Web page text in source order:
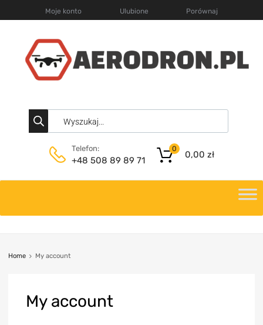
Moje konto Ulubione Porównaj
Telefon:
+48 508 89 89 71
0,00 zł
0
Home My account
Myaccount